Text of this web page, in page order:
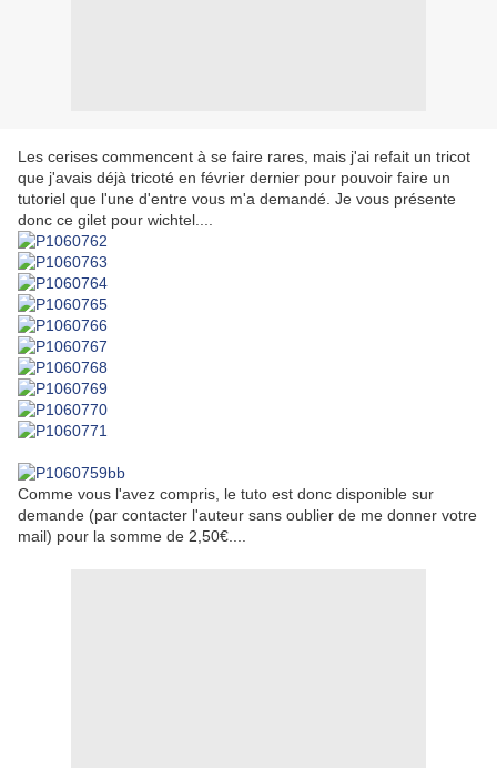
Les cerises commencent à se faire rares, mais j'ai refait un tricot
que j'avais déjà tricoté en février dernier pour pouvoir faire un
tutoriel que l'une d'entre vous m'a demandé. Je vous présente
donc ce gilet pour wichtel....
Comme vous l'avez compris, le tuto est donc disponible sur
demande (par contacter l'auteur sans oublier de me donner votre
mail) pour la somme de 2,50€....